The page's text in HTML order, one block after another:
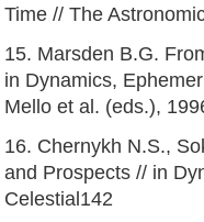
Time // The
15. Marsden B.G.
in Dynamics,
Mello et al. (eds.),
16. Chernykh N.S.,
and Prospects // in
Celestial142